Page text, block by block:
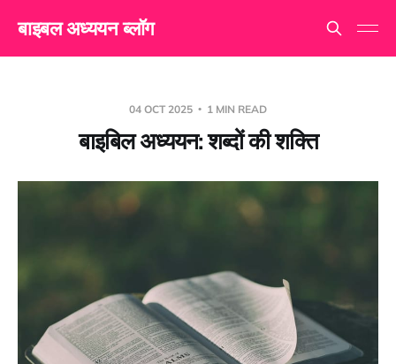
बाइबल अध्ययन ब्लॉग
04 OCT 2025 1 MIN READ
बाइबिल अध्ययन: शब्दों की शक्ति